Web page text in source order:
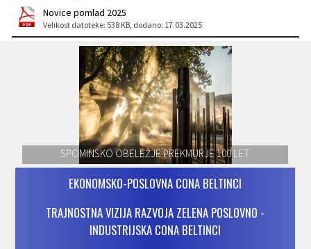
Novice pomlad 2025
Velikost datoteke: 538 KB , dodano: 17.03.2025
SPOMINSKO OBELEŽJE PREKMURJE 100 LET
EKONOMSKO-POSLOVNA CONA BELTINCI
TRAJNOSTNA VIZIJA RAZVOJA ZELENA POSLOVNO -
INDUSTRIJSKA CONA BELTINCI